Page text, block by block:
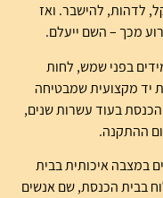
לדהות, להישבר. ואז
מכך – השם ייעלם.
בפני שמש, לחות
יד מקצועית שמבטיחה
בעוד עשרות שנים,
ההתקנה.
במצבה איכותית בבית
בבית הכנסת, שם אנשים